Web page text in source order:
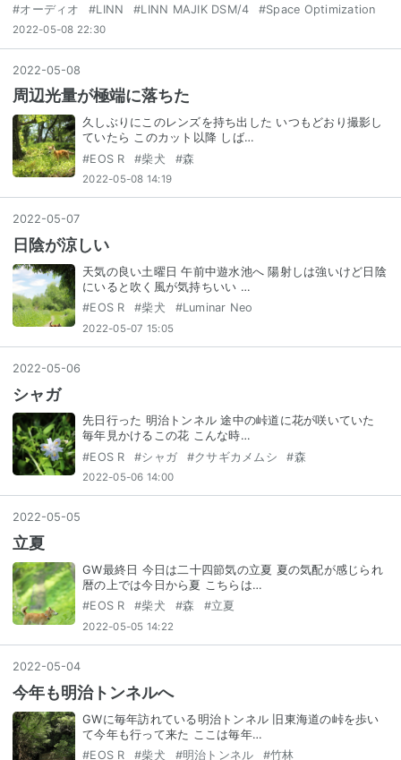
#オーディオ #LINN #LINN MAJIK DSM/4 #Space Optimization
2022-05-08 22:30
2022-05-08
周辺光量が極端に落ちた
久しぶりにこのレンズを持ち出した いつもどおり撮影し
ていたら このカット以降 しば…
#EOS R #柴犬 #森
2022-05-08 14:19
2022-05-07
日陰が涼しい
天気の良い土曜日 午前中遊水池へ 陽射しは強いけど日陰
にいると吹く風が気持ちいい …
#EOS R #柴犬 #Luminar Neo
2022-05-07 15:05
2022-05-06
シャガ
先日行った 明治トンネル 途中の峠道に花が咲いていた
毎年見かけるこの花 こんな時…
#EOS R #シャガ #クサギカメムシ #森
2022-05-06 14:00
2022-05-05
立夏
GW最終日 今日は二十四節気の立夏 夏の気配が感じられ
暦の上では今日から夏 こちらは…
#EOS R #柴犬 #森 #立夏
2022-05-05 14:22
2022-05-04
今年も明治トンネルへ
GWに毎年訪れている明治トンネル 旧東海道の峠を歩い
て今年も行って来た ここは毎年…
#EOS R #柴犬 #明治トンネル #竹林